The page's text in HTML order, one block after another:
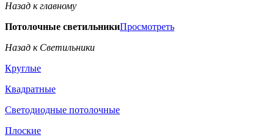
Назад к главному
Потолочные светильникиПросмотреть
Назад к Светильники
Круглые
Квадратные
Светодиодные потолочные
Плоские